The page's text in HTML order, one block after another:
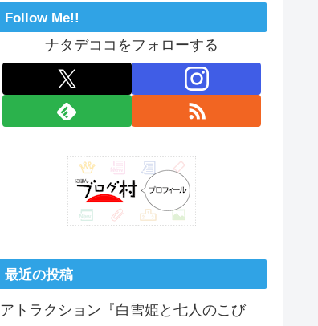
Follow Me!!
ナタデココをフォローする
最近の投稿
アトラクション『白雪姫と七人のこび